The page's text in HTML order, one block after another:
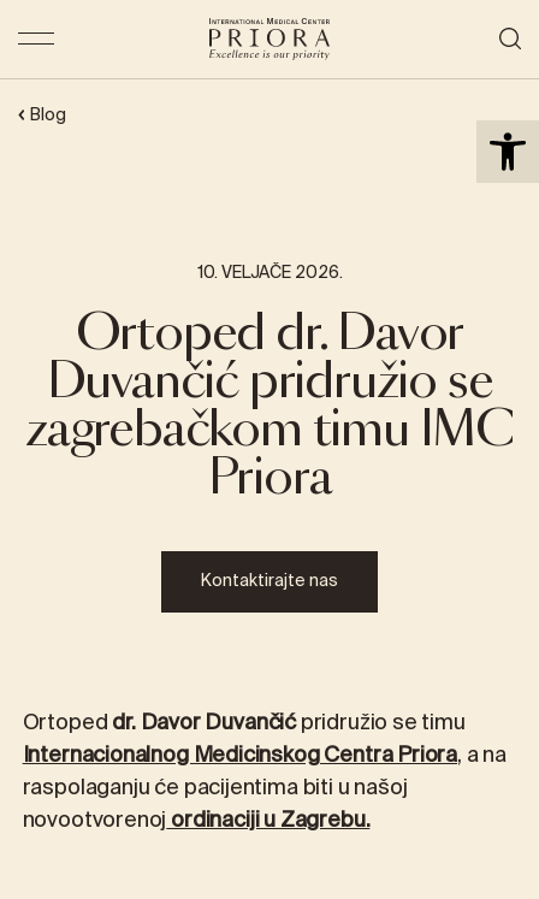
Blog
10. VELJAČE 2026.
Ortoped dr. Davor
Duvančić pridružio se
zagrebačkom timu IMC
Priora
Kontaktirajte nas
Ortopeddr. Davor Duvančićpridružio se timu
Internacionalnog Medicinskog Centra Priora, a na
raspolaganju će pacijentima biti u našoj
novootvorenojordinaciji u Zagrebu.